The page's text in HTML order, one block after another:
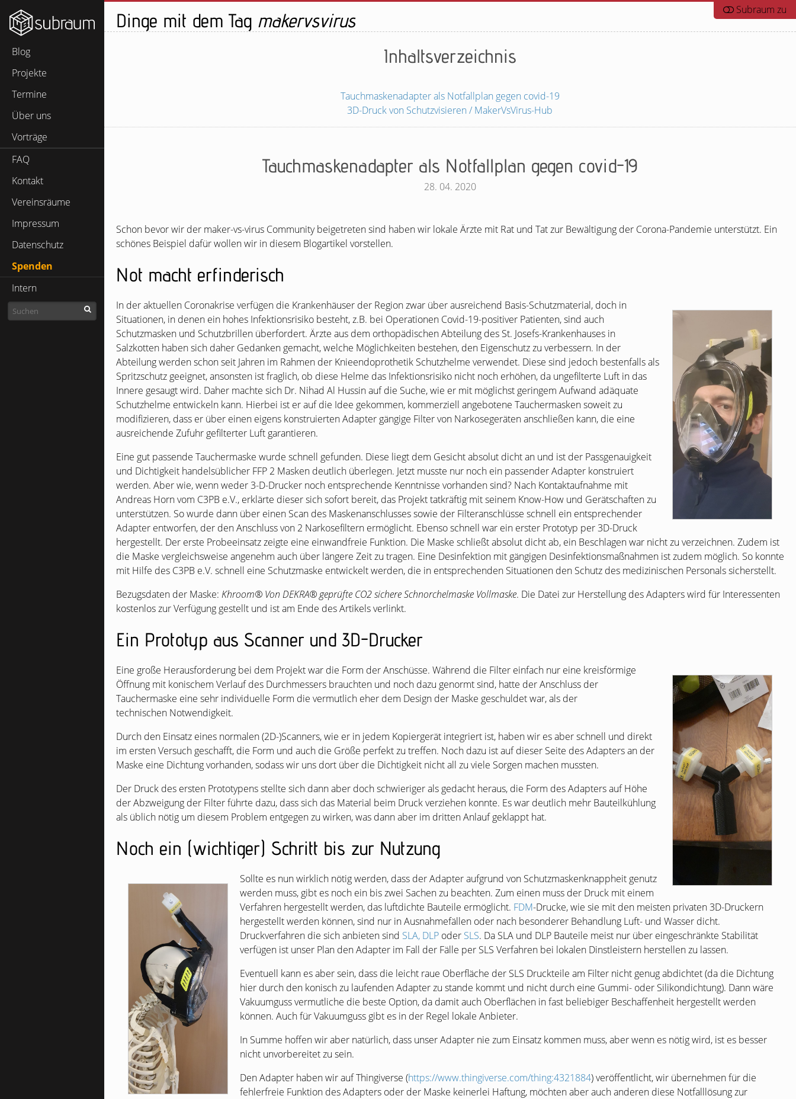
Blog
Projekte
Termine
Über uns
Vorträge
FAQ
Kontakt
Vereinsräume
Impressum
Datenschutz
Spenden
Intern
Dinge mit dem Tag makervsvirus
Inhaltsverzeichnis
Tauchmaskenadapter als Notfallplan gegen covid-19
3D-Druck von Schutzvisieren / MakerVsVirus-Hub
Tauchmaskenadapter als Notfallplan gegen covid-19
28. 04. 2020
Schon bevor wir der maker-vs-virus Community beigetreten sind haben wir lokale Ärzte mit Rat und Tat zur Bewältigung der Corona-Pandemie unterstützt. Ein
schönes Beispiel dafür wollen wir in diesem Blogartikel vorstellen.
Not macht erfinderisch
In der aktuellen Coronakrise verfügen die Krankenhäuser der Region zwar über ausreichend Basis-Schutzmaterial, doch in
Situationen, in denen ein hohes Infektionsrisiko besteht, z.B. bei Operationen Covid-19-positiver Patienten, sind auch
Schutzmasken und Schutzbrillen überfordert. Ärzte aus dem orthopädischen Abteilung des St. Josefs-Krankenhauses in
Salzkotten haben sich daher Gedanken gemacht, welche Möglichkeiten bestehen, den Eigenschutz zu verbessern. In der
Abteilung werden schon seit Jahren im Rahmen der Knieendoprothetik Schutzhelme verwendet. Diese sind jedoch bestenfalls als
Spritzschutz geeignet, ansonsten ist fraglich, ob diese Helme das Infektionsrisiko nicht noch erhöhen, da ungefilterte Luft in das
Innere gesaugt wird. Daher machte sich Dr. Nihad Al Hussin auf die Suche, wie er mit möglichst geringem Aufwand adäquate
Schutzhelme entwickeln kann. Hierbei ist er auf die Idee gekommen, kommerziell angebotene Tauchermasken soweit zu
modifizieren, dass er über einen eigens konstruierten Adapter gängige Filter von Narkosegeräten anschließen kann, die eine
ausreichende Zufuhr gefilterter Luft garantieren.
Eine gut passende Tauchermaske wurde schnell gefunden. Diese liegt dem Gesicht absolut dicht an und ist der Passgenauigkeit
und Dichtigkeit handelsüblicher FFP2 Masken deutlich überlegen. Jetzt musste nur noch ein passender Adapter konstruiert
werden. Aber wie, wenn weder 3-D-Drucker noch entsprechende Kenntnisse vorhanden sind? Nach Kontaktaufnahme mit
Andreas Horn vom C3PBe.V., erklärte dieser sich sofort bereit, das Projekt tatkräftig mit seinem Know-How und Gerätschaften zu
unterstützen. So wurde dann über einen Scan des Maskenanschlusses sowie der Filteranschlüsse schnell ein entsprechender
Adapter entworfen, der den Anschluss von 2 Narkosefiltern ermöglicht. Ebenso schnell war ein erster Prototyp per 3D-Druck
hergestellt. Der erste Probeeinsatz zeigte eine einwandfreie Funktion. Die Maske schließt absolut dicht ab, ein Beschlagen war nicht zu verzeichnen. Zudem ist
die Maske vergleichsweise angenehm auch über längere Zeit zu tragen. Eine Desinfektion mit gängigen Desinfektionsmaßnahmen ist zudem möglich. So konnte
mit Hilfe des C3PBe.V. schnell eine Schutzmaske entwickelt werden, die in entsprechenden Situationen den Schutz des medizinischen Personals sicherstellt.
Bezugsdaten der Maske: Khroom® Von DEKRA® geprüfte CO2sichere Schnorchelmaske Vollmaske. Die Datei zur Herstellung des Adapters wird für Interessenten
kostenlos zur Verfügung gestellt und ist am Ende des Artikels verlinkt.
Ein Prototyp aus Scanner und 3D-Drucker
Eine große Herausforderung bei dem Projekt war die Form der Anschüsse. Während die Filter einfach nur eine kreisförmige
Öffnung mit konischem Verlauf des Durchmessers brauchten und noch dazu genormt sind, hatte der Anschluss der
Tauchermaske eine sehr individuelle Form die vermutlich eher dem Design der Maske geschuldet war, als der
technischen Notwendigkeit.
Durch den Einsatz eines normalen (2D-)Scanners, wie er in jedem Kopiergerät integriert ist, haben wir es aber schnell und direkt
im ersten Versuch geschafft, die Form und auch die Größe perfekt zu treffen. Noch dazu ist auf dieser Seite des Adapters an der
Maske eine Dichtung vorhanden, sodass wir uns dort über die Dichtigkeit nicht all zu viele Sorgen machen mussten.
Der Druck des ersten Prototypens stellte sich dann aber doch schwieriger als gedacht heraus, die Form des Adapters auf Höhe
der Abzweigung der Filter führte dazu, dass sich das Material beim Druck verziehen konnte. Es war deutlich mehr Bauteilkühlung
als üblich nötig um diesem Problem entgegen zu wirken, was dann aber im dritten Anlauf geklappt hat.
Noch ein (wichtiger) Schritt bis zur Nutzung
Sollte es nun wirklich nötig werden, dass der Adapter aufgrund von Schutzmaskenknappheit genutz
werden muss, gibt es noch ein bis zwei Sachen zu beachten. Zum einen muss der Druck mit einem
Verfahren hergestellt werden, das luftdichte Bauteile ermöglicht. FDM-Drucke, wie sie mit den meisten privaten 3D-Druckern
hergestellt werden können, sind nur in Ausnahmefällen oder nach besonderer Behandlung Luft- und Wasser dicht.
Druckverfahren die sich anbieten sind SLA, DLP oder SLS. Da SLA und DLP Bauteile meist nur über eingeschränkte Stabilität
verfügen ist unser Plan den Adapter im Fall der Fälle per SLS Verfahren bei lokalen Dinstleistern herstellen zu lassen.
Eventuell kann es aber sein, dass die leicht raue Oberfläche der SLS Druckteile am Filter nicht genug abdichtet (da die Dichtung
hier durch den konisch zu laufenden Adapter zu stande kommt und nicht durch eine Gummi- oder Silikondichtung). Dann wäre
Vakuumguss vermutliche die beste Option, da damit auch Oberflächen in fast beliebiger Beschaffenheit hergestellt werden
können. Auch für Vakuumguss gibt es in der Regel lokale Anbieter.
In Summe hoffen wir aber natürlich, dass unser Adapter nie zum Einsatz kommen muss, aber wenn es nötig wird, ist es besser
nicht unvorbereitet zu sein.
Den Adapter haben wir auf Thingiverse (https://www.thingiverse.com/thing:4321884) veröffentlicht, wir übernehmen für die
fehlerfreie Funktion des Adapters oder der Maske keinerlei Haftung, möchten aber auch anderen diese Notfalllösung zur